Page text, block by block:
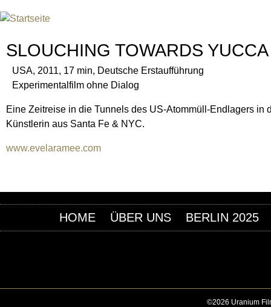
SLOUCHING TOWARDS
USA, 2011, 17 min, Deutsche Erstaufführung
Experimentalfilm ohne Dialog
Eine Zeitreise in die Tunnels des US-Atommüll-Endlagers
Künstlerin aus Santa Fe & NYC.
www.evelaramee.com
HOME ÜBER UNS BERLIN 2025
©2026 Uranium